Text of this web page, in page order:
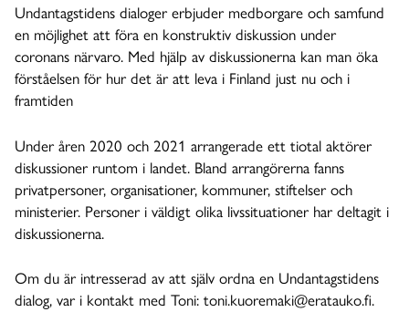
Undantagstidens dialoger erbjuder medborgare och samfund
en möjlighet att föra en konstruktiv diskussion under
coronans närvaro. Med hjälp av diskussionerna kan man öka
förståelsen för hur det är att leva i Finland just nu och i
framtiden
Under åren 2020 och 2021 arrangerade ett tiotal aktörer
diskussioner runtom i landet. Bland arrangörerna fanns
privatpersoner, organisationer, kommuner, stiftelser och
ministerier. Personer i väldigt olika livssituationer har deltagit i
diskussionerna.
Om du är intresserad av att själv ordna en Undantagstidens
dialog, var i kontakt med Toni: toni.kuoremaki@eratauko.fi.